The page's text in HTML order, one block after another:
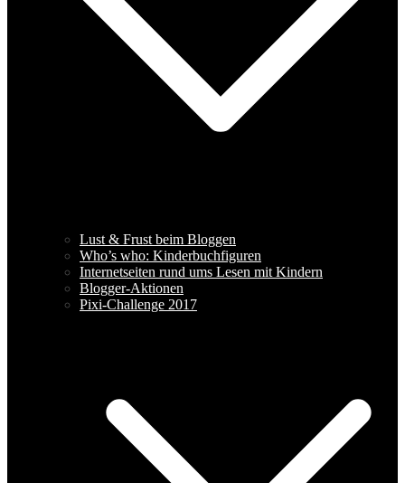
Lust & Frust beim Bloggen
Who’s who: Kinderbuchfiguren
Internetseiten rund ums Lesen mit Kindern
Blogger-Aktionen
Pixi-Challenge 2017